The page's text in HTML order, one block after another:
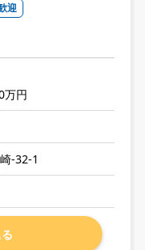
迎
万円
-32-1